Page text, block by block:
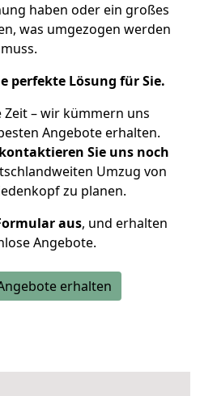
haben oder ein großes
was umgezogen werden
muss.
perfekte Lösung für Sie.
Zeit – wir kümmern uns
Angebote erhalten.
kontaktieren Sie uns noch
Umzug von
zu planen.
aus, und erhalten
Angebote.
erhalten